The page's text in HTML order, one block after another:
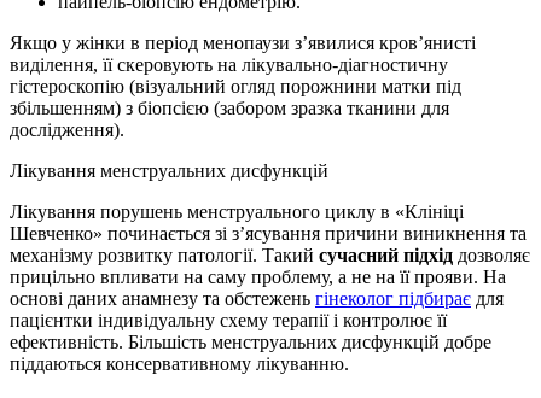
Якщо у жінки в період менопаузи з’явилися кров’янисті
виділення, її скеровують на лікувально-діагностичну
гістероскопію (візуальний огляд порожнини матки під
збільшенням) з біопсією (забором зразка тканини для
дослідження).
Лікування менструальних дисфункцій
Лікування порушень менструального циклу в «Клініці
Шевченко» починається зі з’ясування причини виникнення та
механізму розвитку патології. Такий сучасний підхід дозволяє
прицільно впливати на саму проблему, а не на її прояви. На
основі даних анамнезу та обстежень гінеколог підбирає для
пацієнтки індивідуальну схему терапії і контролює її
ефективність. Більшість менструальних дисфункцій добре
піддаються консервативному лікуванню.